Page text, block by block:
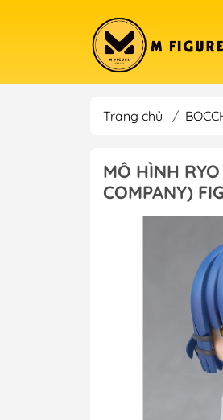
Trang chủ /
MÔ HÌNH
COMPANY)